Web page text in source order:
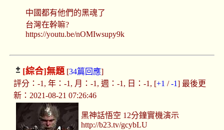
中國都有他們的黑魂了
台灣在幹嘛?
https://youtu.be/nOMIwsupy9k
[綜合]無題[34篇回應]
評分：-1, 年：-1, 月：-1, 週：-1, 日：-1, [+1 /-1] 最後更
新：2021-08-21 07:26:46
黑神話悟空 12分鐘實機演示
http://b23.tv/gcybLU